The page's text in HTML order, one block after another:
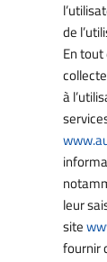
de
En
à
leur
site
fournir